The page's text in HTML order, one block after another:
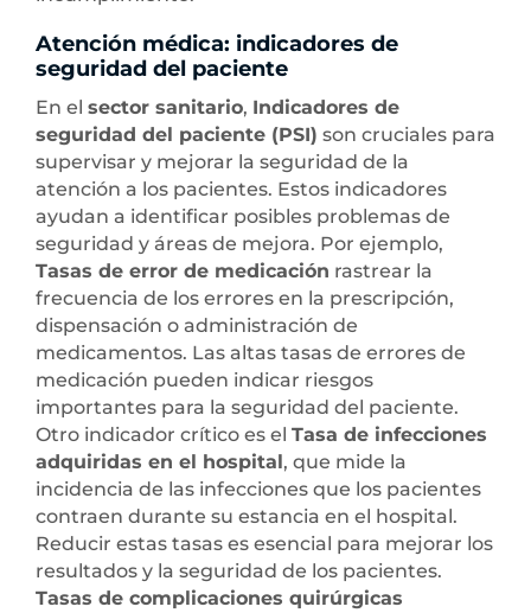
Atención médica: indicadores de
seguridad del paciente
En el sector sanitario, Indicadores de
seguridad del paciente (PSI) son cruciales para
supervisar y mejorar la seguridad de la
atención a los pacientes. Estos indicadores
ayudan a identificar posibles problemas de
seguridad y áreas de mejora. Por ejemplo,
Tasas de error de medicación rastrear la
frecuencia de los errores en la prescripción,
dispensación o administración de
medicamentos. Las altas tasas de errores de
medicación pueden indicar riesgos
importantes para la seguridad del paciente.
Otro indicador crítico es el Tasa de infecciones
adquiridas en el hospital , que mide la
incidencia de las infecciones que los pacientes
contraen durante su estancia en el hospital.
Reducir estas tasas es esencial para mejorar los
resultados y la seguridad de los pacientes.
Tasas de complicaciones quirúrgicas